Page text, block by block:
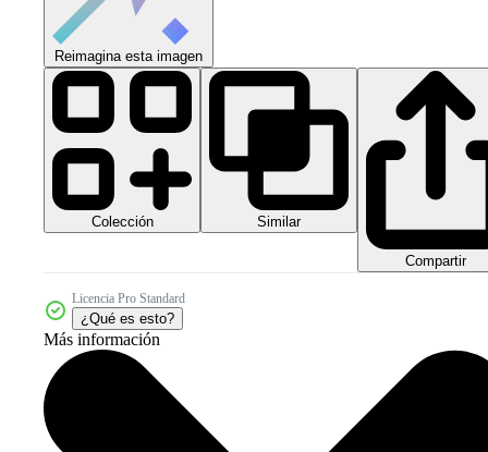
Reimagina esta imagen
Colección Similar
Compartir
Licencia Pro Standard
¿Qué es esto?
Más información